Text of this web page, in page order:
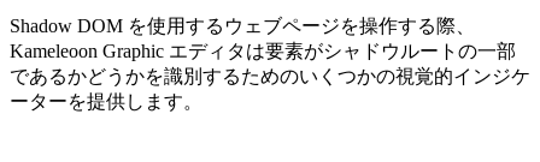
Shadow DOM を使用するウェブページを操作する際、
Kameleoon Graphic エディタは要素がシャドウルートの一部
であるかどうかを識別するためのいくつかの視覚的インジケ
ーターを提供します。